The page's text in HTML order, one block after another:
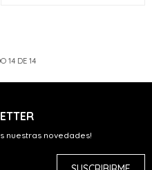
14 DE 14
nuestras novedades!